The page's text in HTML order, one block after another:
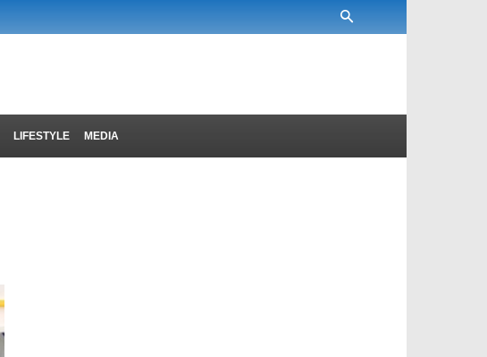
LIFESTYLE MEDIA